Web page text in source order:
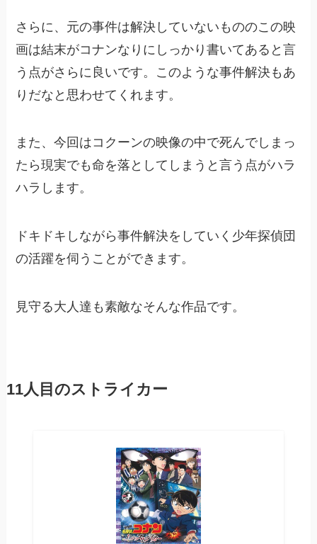
さらに、元の事件は解決していないもののこの映
画は結末がコナンなりにしっかり書いてあると言
う点がさらに良いです。このような事件解決もあ
りだなと思わせてくれます。
また、今回はコクーンの映像の中で死んでしまっ
たら現実でも命を落としてしまうと言う点がハラ
ハラします。
ドキドキしながら事件解決をしていく少年探偵団
の活躍を伺うことができます。
見守る大人達も素敵なそんな作品です。
11人目のストライカー